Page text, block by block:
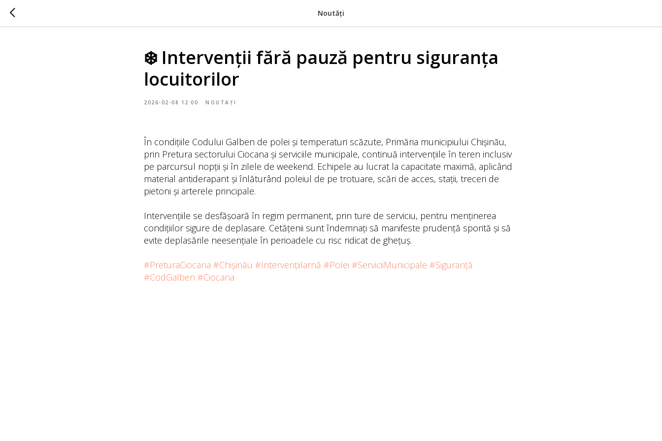
Noutăți
❄️ Intervenții fără pauză pentru siguranța
locuitorilor
2026-02-08 12:00 NOUTAȚI
În condițiile Codului Galben de polei și temperaturi scăzute, Primăria municipiului Chișinău,
prin Pretura sectorului Ciocana și serviciile municipale, continuă intervențiile în teren inclusiv
pe parcursul nopții și în zilele de weekend. Echipele au lucrat la capacitate maximă, aplicând
material antiderapant și înlăturând poleiul de pe trotuare, scări de acces, stații, treceri de
pietoni și arterele principale.
Intervențiile se desfășoară în regim permanent, prin ture de serviciu, pentru menținerea
condițiilor sigure de deplasare. Cetățenii sunt îndemnați să manifeste prudență sporită și să
evite deplasările neesențiale în perioadele cu risc ridicat de ghețuș.
#PreturaCiocana #Chișinău #IntervențiiIarnă #Polei #ServiciiMunicipale #Siguranță
#CodGalben #Ciocana